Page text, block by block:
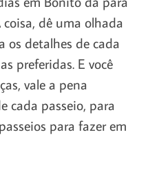
dê uma olhada
os detalhes de cada
preferidas. E você
vale a pena
cada passeio, para
para fazer em